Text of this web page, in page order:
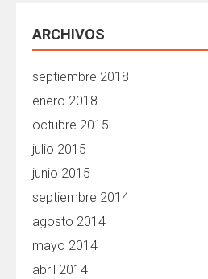
ARCHIVOS
septiembre 2018
enero 2018
octubre 2015
julio 2015
junio 2015
septiembre 2014
agosto 2014
mayo 2014
abril 2014